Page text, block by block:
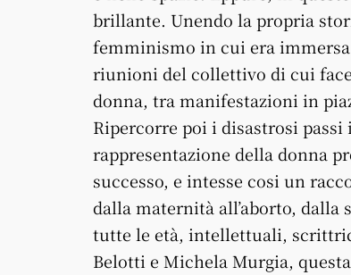
brillante. Unendo la propria
femminismo in cui era
riunioni del collettivo di cui
donna, tra manifestazioni in
Ripercorre poi i disastrosi
rappresentazione della donna
successo, e intesse cosi un
dalla maternità all’aborto, dalla
tutte le età, intellettuali,
Belotti e Michela Murgia,